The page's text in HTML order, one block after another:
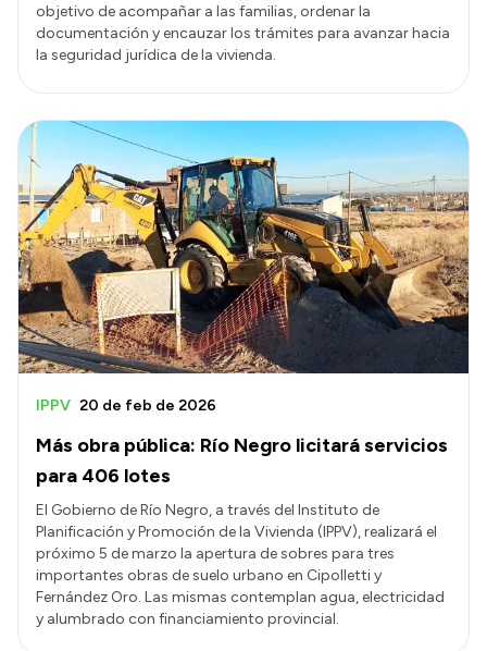
objetivo de acompañar a las familias, ordenar la
documentación y encauzar los trámites para avanzar hacia
la seguridad jurídica de la vivienda.
Más obra pública: Río Negro licitará servicios
para 406 lotes
IPPV 20 de feb de 2026
El Gobierno de Río Negro, a través del Instituto de
Planificación y Promoción de la Vivienda (IPPV), realizará el
próximo 5 de marzo la apertura de sobres para tres
importantes obras de suelo urbano en Cipolletti y
Fernández Oro. Las mismas contemplan agua, electricidad
y alumbrado con financiamiento provincial.